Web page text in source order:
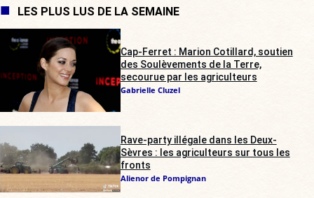
LES PLUS LUS DE LA SEMAINE
Cap-Ferret : Marion Cotillard, soutien
des Soulèvements de la Terre,
secourue par les agriculteurs
Gabrielle Cluzel
Rave-party illégale dans les Deux-
Sèvres : les agriculteurs sur tous les
fronts
Alienor de Pompignan